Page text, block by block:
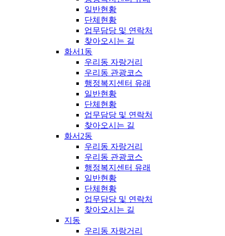
일반현황
단체현황
업무담당 및 연락처
찾아오시는 길
화서1동
우리동 자랑거리
우리동 관광코스
행정복지센터 유래
일반현황
단체현황
업무담당 및 연락처
찾아오시는 길
화서2동
우리동 자랑거리
우리동 관광코스
행정복지센터 유래
일반현황
단체현황
업무담당 및 연락처
찾아오시는 길
지동
우리동 자랑거리